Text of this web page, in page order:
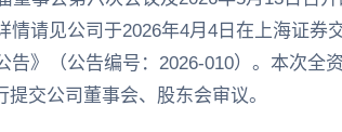
情请见公司于2026年4月4日在上海证券
告》（公告编号：2026-010）。本次全
交公司董事会、股东会审议。